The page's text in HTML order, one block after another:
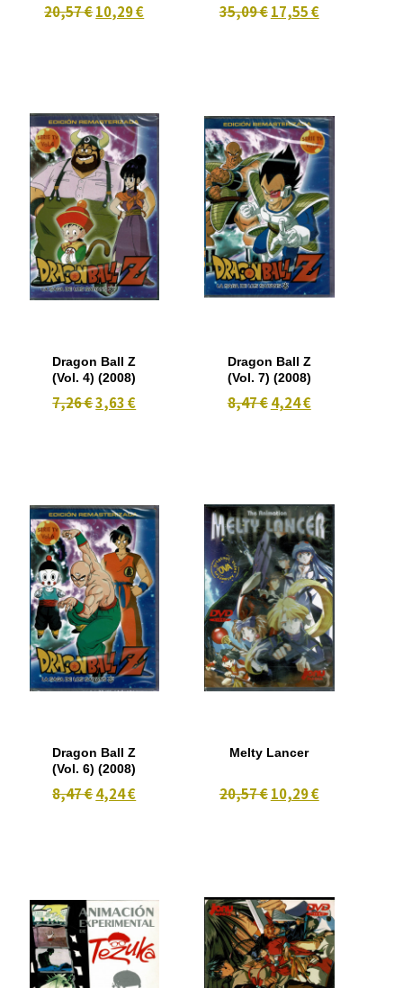
tsubasa* Vol 3
20,57 €10,29 €
Tardía
35,09 € 17,55 €
Dragon Ball Z
(Vol. 4) (2008)
7,26 €3,63 €
Dragon Ball Z
(Vol. 7) (2008)
8,47 € 4,24 €
Dragon Ball Z
(Vol. 6) (2008)
8,47 €4,24 €
Melty Lancer
20,57 € 10,29 €